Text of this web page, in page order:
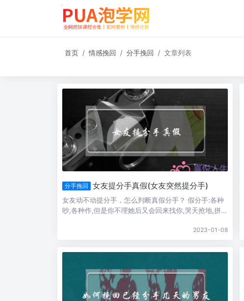
首页 情感挽回 分手挽回 文章列表
分手挽回 女友提分手真假(女友突然提分手)
女友动不动提分手，怎么判断真假分手？ 假分手:各种
吵,各种作,但是你不理她后又会回来找你,哭天抢地,拼命
分手:非常淡定平常的和你说分手看她是否真的生气
不要让...
2023-01-08